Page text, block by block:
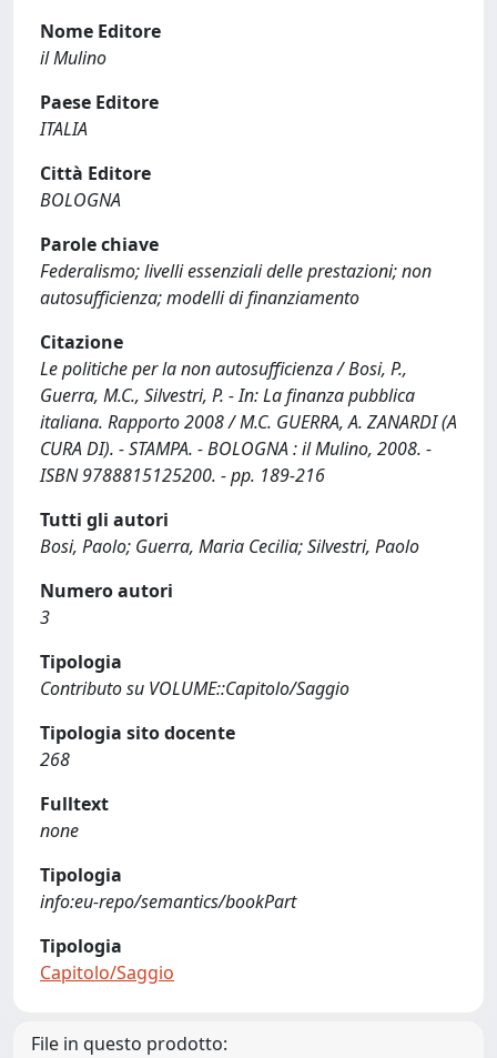
Nome Editore
il Mulino
Paese Editore
ITALIA
Città Editore
BOLOGNA
Parole chiave
Federalismo; livelli essenziali delle prestazioni; non
autosufficienza; modelli di finanziamento
Citazione
Le politiche per la non autosufficienza / Bosi, P.,
Guerra, M.C., Silvestri, P. - In: La finanza pubblica
italiana. Rapporto 2008 / M.C. GUERRA, A. ZANARDI (A
CURA DI). - STAMPA. - BOLOGNA : il Mulino, 2008. -
ISBN 9788815125200. - pp. 189-216
Tutti gli autori
Bosi, Paolo; Guerra, Maria Cecilia; Silvestri, Paolo
Numero autori
3
Tipologia
Contributo su VOLUME::Capitolo/Saggio
Tipologia sito docente
268
Fulltext
none
Tipologia
info:eu-repo/semantics/bookPart
Tipologia
Capitolo/Saggio
File in questo prodotto: